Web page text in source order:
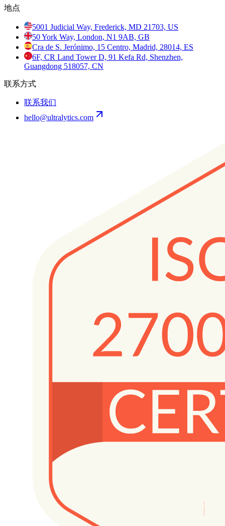
地点
5001 Judicial Way, Frederick, MD 21703, US
50 York Way, London, N1 9AB, GB
Cra de S. Jerónimo, 15 Centro, Madrid, 28014, ES
6F, CR Land Tower D, 91 Kefa Rd, Shenzhen,
Guangdong 518057, CN
联系方式
联系我们
hello@ultralytics.com